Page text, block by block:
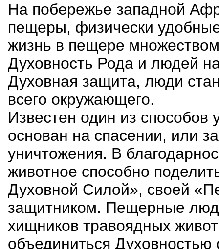
На побережье западной
пещеры, физически
жизнь в пещере
Духовность Рода и людей
Духовная защита, люди
всего окружающего.
Известен один из
основан на спасении, или
уничтожения. В
животное способно
Духовной Силой», своей
защитником. Пещерные
хищников травоядных
объединиться